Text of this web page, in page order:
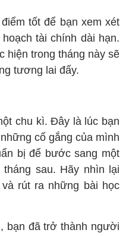
tốt để bạn xem xét
tài chính dài hạn.
hiện trong tháng này sẽ
tương lai đấy.
chu kì. Đây là lúc bạn
cố gắng của mình
bị để bước sang một
sau. Hãy nhìn lại
rút ra những bài học
bạn đã trở thành người